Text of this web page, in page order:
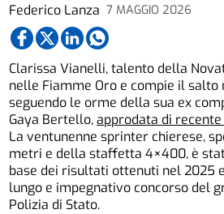
Federico Lanza 7 MAGGIO 2026
Clarissa Vianelli, talento della
nelle Fiamme Oro e compie il
seguendo le orme della sua ex
Gaya Bertello,approdata di
La ventunenne sprinter chierese,
metri e della staffetta 4×400, è
base dei risultati ottenuti nel 2025
lungo e impegnativo concorso del
Polizia di Stato.